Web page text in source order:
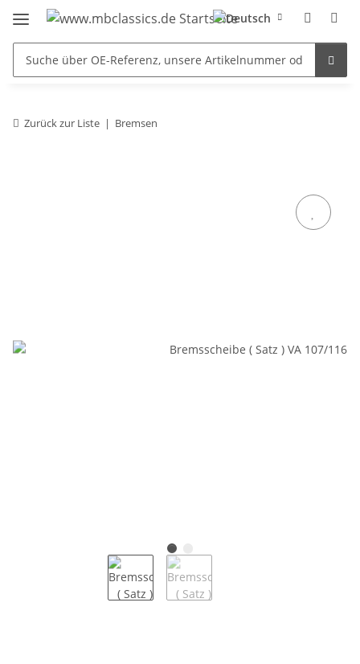
Zurück zur Liste Bremsen